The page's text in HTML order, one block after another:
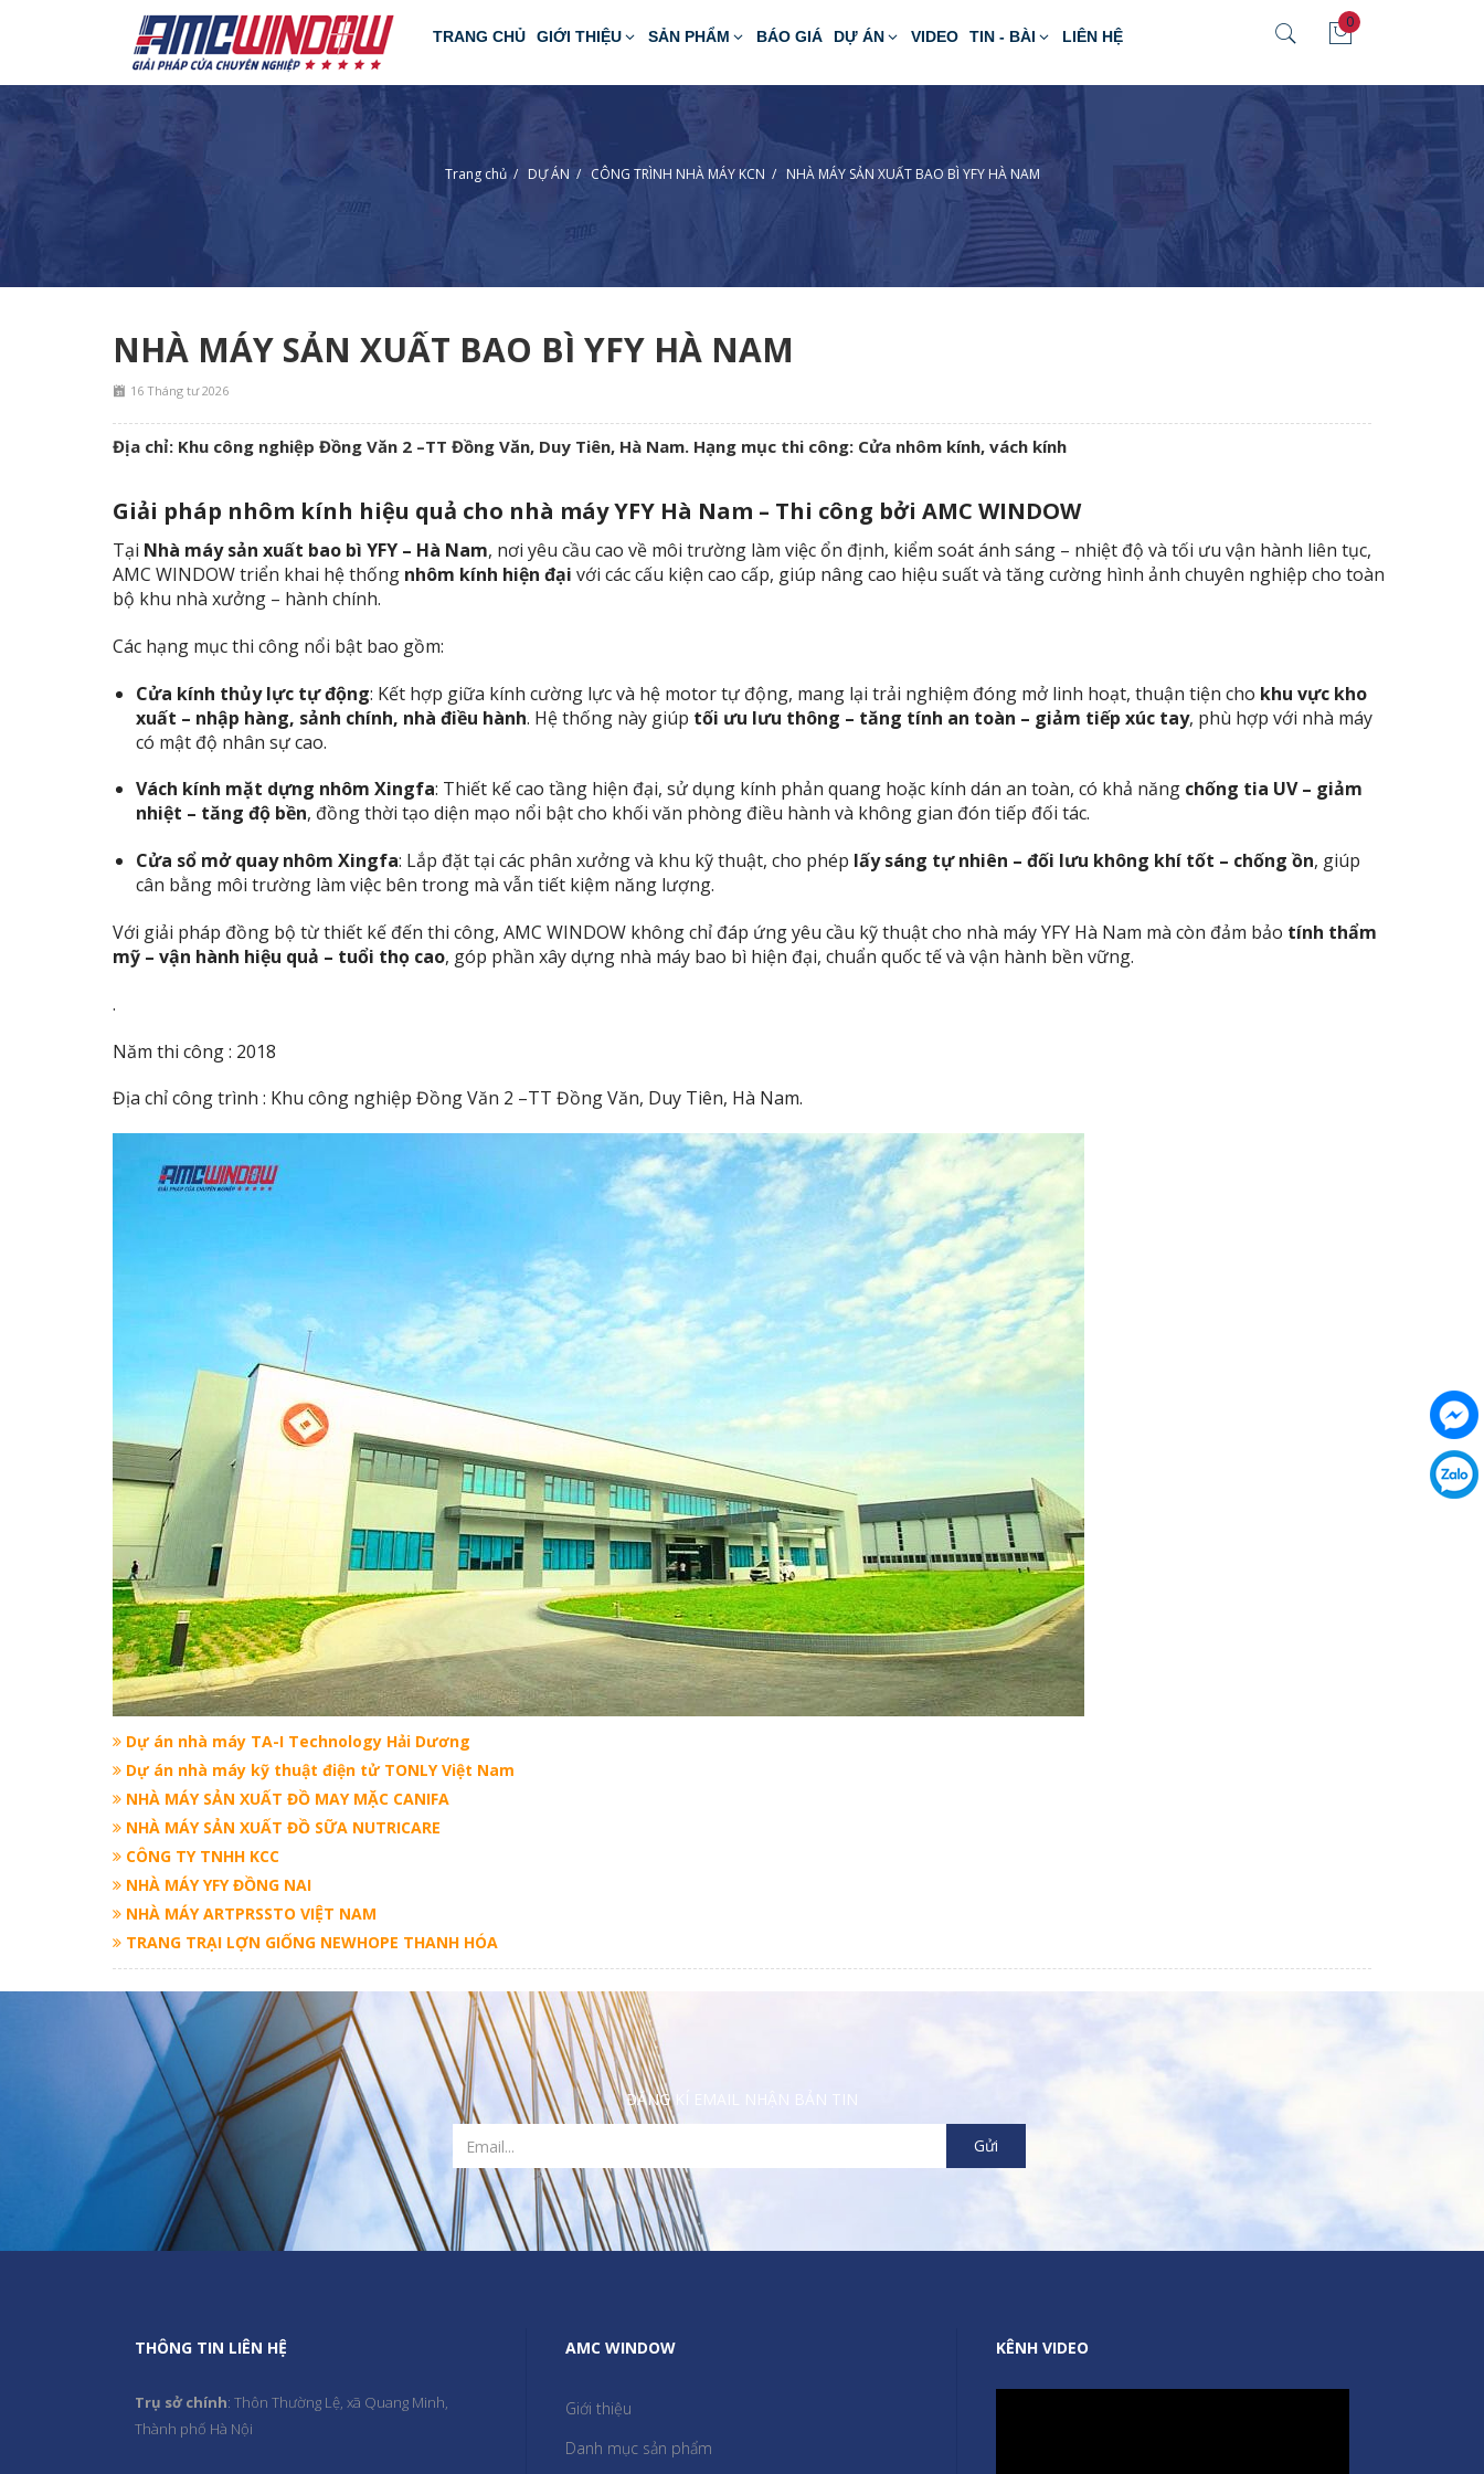
0
TRANG CHỦ GIỚI THIỆU SẢN PHẨM BÁO GIÁ DỰ ÁN VIDEO TIN - BÀI LIÊN HỆ
Trang chủ / DỰ ÁN / CÔNG TRÌNH NHÀ MÁY KCN / NHÀ MÁY SẢN XUẤT BAO BÌ YFY HÀ NAM
NHÀ MÁY SẢN XUẤT BAO BÌ YFY HÀ NAM
16 Tháng tư 2026
Địa chỉ: Khu công nghiệp Đồng Văn 2 –TT Đồng Văn, Duy Tiên, Hà Nam. Hạng mục thi công: Cửa nhôm kính, vách kính
Giải pháp nhôm kính hiệu quả cho nhà máy YFY Hà Nam – Thi công bởi AMC WINDOW
Tại Nhà máy sản xuất bao bì YFY – Hà Nam, nơi yêu cầu cao về môi trường làm việc ổn định, kiểm soát ánh sáng – nhiệt độ và tối ưu vận hành liên tục,
AMC WINDOW triển khai hệ thống nhôm kính hiện đại với các cấu kiện cao cấp, giúp nâng cao hiệu suất và tăng cường hình ảnh chuyên nghiệp cho toàn
bộ khu nhà xưởng – hành chính.
Các hạng mục thi công nổi bật bao gồm:
Cửa kính thủy lực tự động: Kết hợp giữa kính cường lực và hệ motor tự động, mang lại trải nghiệm đóng mở linh hoạt, thuận tiện cho khu vực kho
xuất – nhập hàng, sảnh chính, nhà điều hành. Hệ thống này giúp tối ưu lưu thông – tăng tính an toàn – giảm tiếp xúc tay, phù hợp với nhà máy
có mật độ nhân sự cao.
Vách kính mặt dựng nhôm Xingfa: Thiết kế cao tầng hiện đại, sử dụng kính phản quang hoặc kính dán an toàn, có khả năng chống tia UV – giảm
nhiệt – tăng độ bền, đồng thời tạo diện mạo nổi bật cho khối văn phòng điều hành và không gian đón tiếp đối tác.
Cửa sổ mở quay nhôm Xingfa: Lắp đặt tại các phân xưởng và khu kỹ thuật, cho phép lấy sáng tự nhiên – đối lưu không khí tốt – chống ồn, giúp
cân bằng môi trường làm việc bên trong mà vẫn tiết kiệm năng lượng.
Với giải pháp đồng bộ từ thiết kế đến thi công, AMC WINDOW không chỉ đáp ứng yêu cầu kỹ thuật cho nhà máy YFY Hà Nam mà còn đảm bảo tính thẩm
mỹ – vận hành hiệu quả – tuổi thọ cao, góp phần xây dựng nhà máy bao bì hiện đại, chuẩn quốc tế và vận hành bền vững.
.
Năm thi công : 2018
Địa chỉ công trình : Khu công nghiệp Đồng Văn 2 –TT Đồng Văn, Duy Tiên, Hà Nam.
Dự án nhà máy TA-I Technology Hải Dương
Dự án nhà máy kỹ thuật điện tử TONLY Việt Nam
NHÀ MÁY SẢN XUẤT ĐỒ MAY MẶC CANIFA
NHÀ MÁY SẢN XUẤT ĐỒ SỮA NUTRICARE
CÔNG TY TNHH KCC
NHÀ MÁY YFY ĐỒNG NAI
NHÀ MÁY ARTPRSSTO VIỆT NAM
TRANG TRẠI LỢN GIỐNG NEWHOPE THANH HÓA
ĐĂNG KÍ EMAIL NHẬN BẢN TIN
THÔNG TIN LIÊN HỆ
Trụ sở chính: Thôn Thường Lệ, xã Quang Minh,
Thành phố Hà Nội
AMC WINDOW
Giới thiệu
Danh mục sản phẩm
KÊNH VIDEO